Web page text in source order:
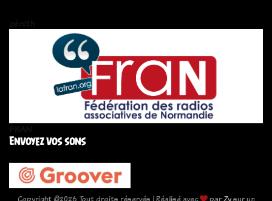
Envoyez vos sons
Copyright ©2026 Tout droits réservés | Réalisé avec parZysur un